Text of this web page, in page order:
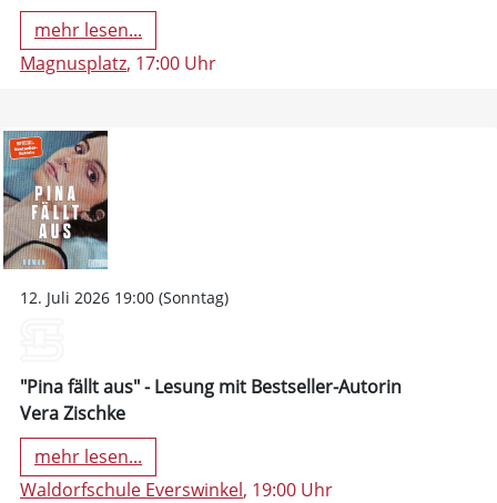
mehr lesen...
Magnusplatz, 17:00 Uhr
12. Juli 2026 19:00 (Sonntag)
"Pina fällt aus" - Lesung mit Bestseller-Autorin
Vera Zischke
mehr lesen...
Waldorfschule Everswinkel, 19:00 Uhr